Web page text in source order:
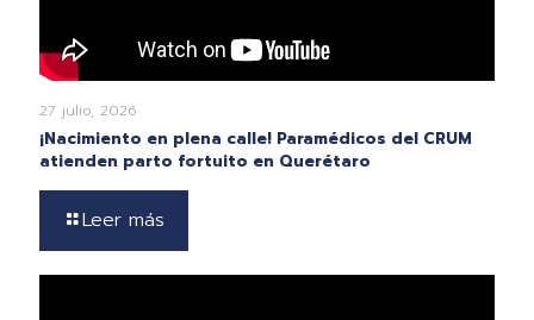
27 julio, 2026
¡Nacimiento en plena calle! Paramédicos del CRUM
atienden parto fortuito en Querétaro
Leer más